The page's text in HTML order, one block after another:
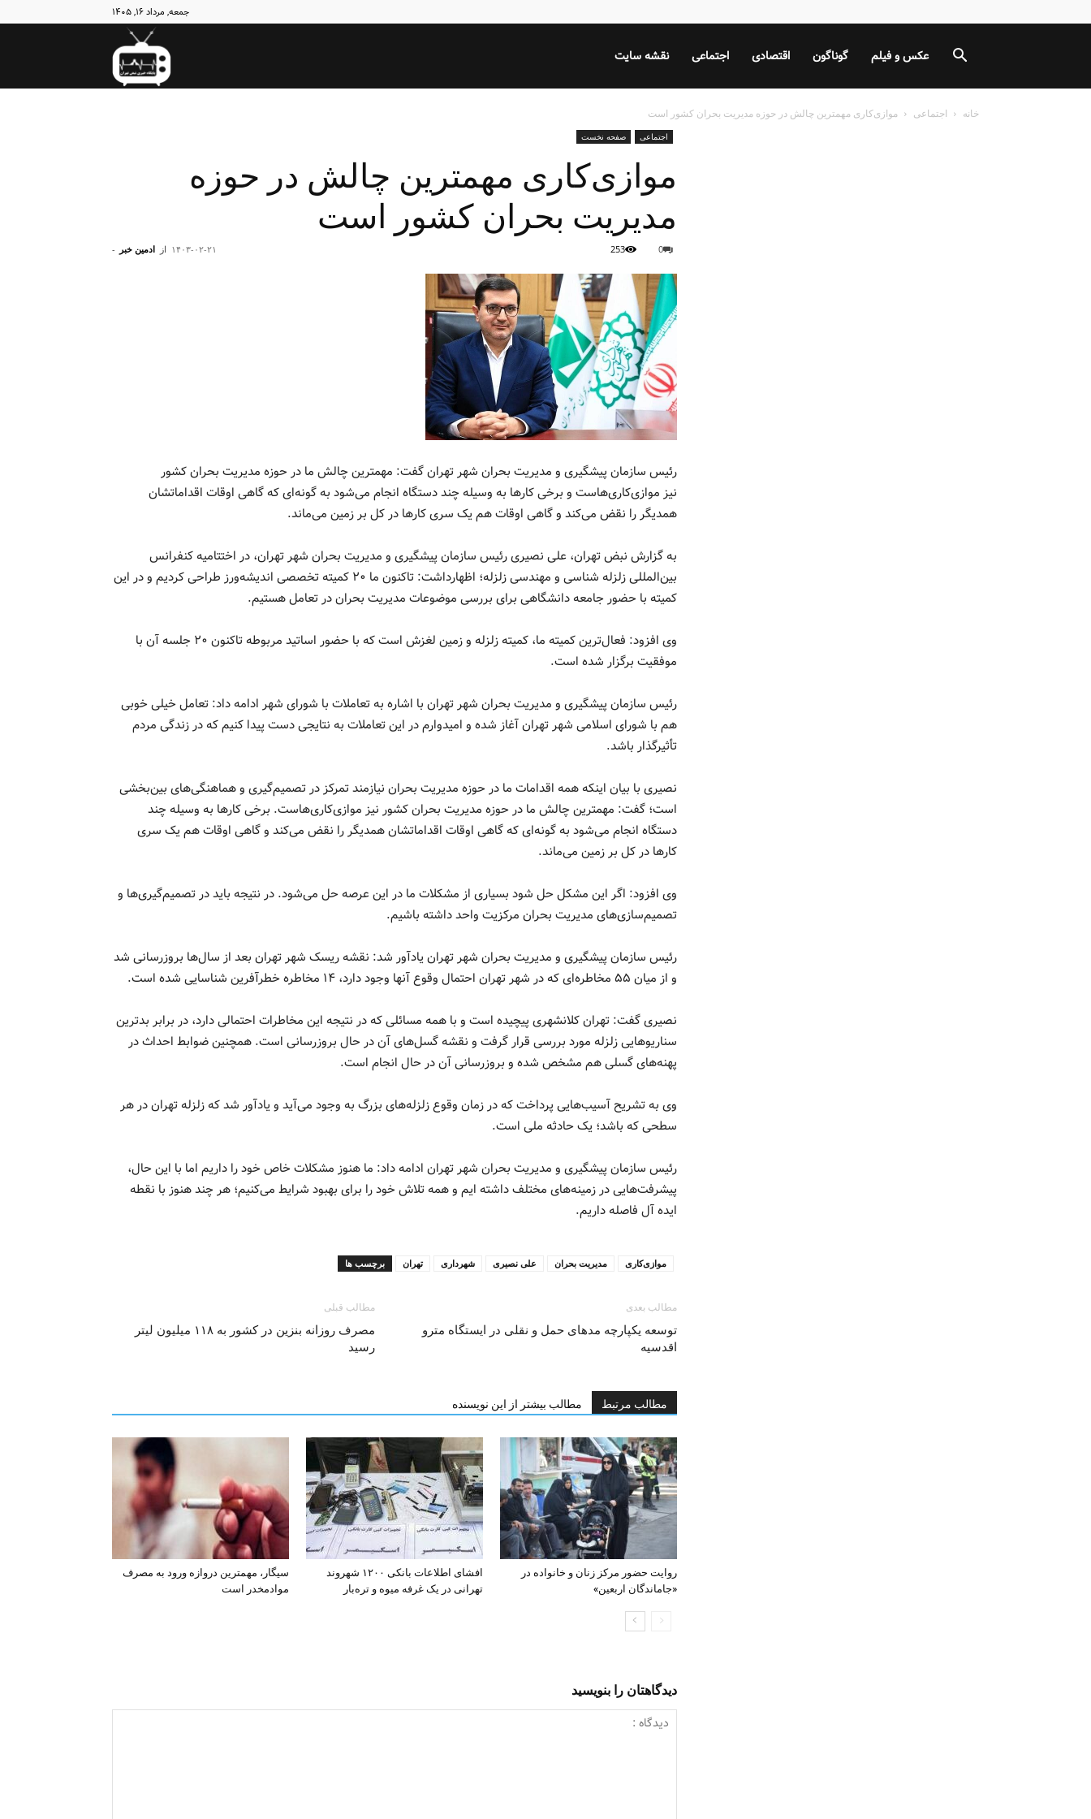
جمعه, مرداد ۱۶, ۱۴۰۵
نبض نقشه سایت اجتماعی اقتصادی گوناگون عکس و فیلم
خانه اجتماعی موازی‌کاری مهمترین چالش در حوزه مدیریت بحران کشور است
اجتماعی صفحه نخست
موازی‌کاری مهمترین چالش در حوزه
مدیریت بحران کشور است
از ادمین خبر - ۱۴۰۳-۰۲-۲۱ 0
253
رئیس سازمان پیشگیری و مدیریت بحران شهر تهران گفت: مهمترین چالش ما در حوزه مدیریت بحران کشور
نیز موازی‌کاری‌هاست و برخی کارها به وسیله چند دستگاه انجام می‌شود به گونه‌ای که گاهی اوقات اقداماتشان
همدیگر را نقض می‌کند و گاهی اوقات هم یک سری کارها در کل بر زمین می‌ماند.
به گزارش نبض تهران، علی نصیری رئیس سازمان پیشگیری و مدیریت بحران شهر تهران، در اختتامیه کنفرانس
بین‌المللی زلزله شناسی و مهندسی زلزله؛ اظهارداشت: تاکنون ما ۲۰ کمیته تخصصی اندیشه‌ورز طراحی کردیم و در این
کمیته با حضور جامعه دانشگاهی برای بررسی موضوعات مدیریت بحران در تعامل هستیم.
وی افزود: فعال‌ترین کمیته ما، کمیته زلزله و زمین لغزش است که با حضور اساتید مربوطه تاکنون ۲۰ جلسه آن با
موفقیت برگزار شده است.
رئیس سازمان پیشگیری و مدیریت بحران شهر تهران با اشاره به تعاملات با شورای شهر ادامه داد: تعامل خیلی خوبی
هم با شورای اسلامی شهر تهران آغاز شده و امیدوارم در این تعاملات به نتایجی دست پیدا کنیم که در زندگی مردم
تأثیرگذار باشد.
نصیری با بیان اینکه همه اقدامات ما در حوزه مدیریت بحران نیازمند تمرکز در تصمیم‌گیری و هماهنگی‌های بین‌بخشی
است؛ گفت: مهمترین چالش ما در حوزه مدیریت بحران کشور نیز موازی‌کاری‌هاست. برخی کارها به وسیله چند
دستگاه انجام می‌شود به گونه‌ای که گاهی اوقات اقداماتشان همدیگر را نقض می‌کند و گاهی اوقات هم یک سری
کارها در کل بر زمین می‌ماند.
وی افزود: اگر این مشکل حل شود بسیاری از مشکلات ما در این عرصه حل می‌شود. در نتیجه باید در تصمیم‌گیری‌ها و
تصمیم‌سازی‌های مدیریت بحران مرکزیت واحد داشته باشیم.
رئیس سازمان پیشگیری و مدیریت بحران شهر تهران یادآور شد: نقشه ریسک شهر تهران بعد از سال‌ها بروزرسانی شد
و از میان ۵۵ مخاطره‌ای که در شهر تهران احتمال وقوع آنها وجود دارد، ۱۴ مخاطره خطرآفرین شناسایی شده است.
نصیری گفت: تهران کلانشهری پیچیده است و با همه مسائلی که در نتیجه این مخاطرات احتمالی دارد، در برابر بدترین
سناریوهایی زلزله مورد بررسی قرار گرفت و نقشه گسل‌های آن در حال بروزرسانی است. همچنین ضوابط احداث در
پهنه‌های گسلی هم مشخص شده و بروزرسانی آن در حال انجام است.
وی به تشریح آسیب‌هایی پرداخت که در زمان وقوع زلزله‌های بزرگ به وجود می‌آید و یادآور شد که زلزله تهران در هر
سطحی که باشد؛ یک حادثه ملی است.
رئیس سازمان پیشگیری و مدیریت بحران شهر تهران ادامه داد: ما هنوز مشکلات خاص خود را داریم اما با این حال،
پیشرفت‌هایی در زمینه‌های مختلف داشته ایم و همه تلاش خود را برای بهبود شرایط می‌کنیم؛ هر چند هنوز با نقطه
ایده آل فاصله داریم.
برچسب ها تهران شهرداری علی نصیری مدیریت بحران موازی‌کاری
مطالب قبلی
مصرف روزانه بنزین در کشور به ۱۱۸ میلیون لیتر
رسید
مطالب بعدی
توسعه یکپارچه مدهای حمل و نقلی در ایستگاه مترو
اقدسیه
مطالب مرتبط مطالب بیشتر از این نویسنده
سیگار، مهمترین دروازه ورود به مصرف
موادمخدر است
افشای اطلاعات بانکی ۱۲۰۰ شهروند
تهرانی در یک غرفه میوه و تره‌بار
روایت حضور مرکز زنان و خانواده در
«جاماندگان اربعین»
دیدگاهتان را بنویسید